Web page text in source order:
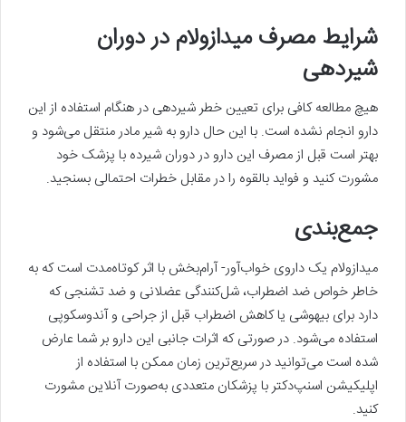
شرایط مصرف میدازولام در دوران
شیردهی
هیچ مطالعه کافی برای تعیین خطر شیردهی در هنگام استفاده از این
دارو انجام نشده است. با این حال دارو به شیر مادر منتقل می‌شود و
بهتر است قبل از مصرف این دارو در دوران شیرده با پزشک خود
مشورت کنید و فواید بالقوه را در مقابل خطرات احتمالی بسنجید.
جمع‌بندی
میدازولام یک داروی خواب‌آور- آرام‌بخش با اثر کوتاه‌مدت است که به
خاطر خواص ضد اضطراب، شل‌کنندگی عضلانی و ضد تشنجی که
دارد برای بیهوشی یا کاهش اضطراب قبل از جراحی و آندوسکوپی
استفاده می‌شود. در صورتی که اثرات جانبی این دارو بر شما عارض
شده است می‌توانید در سریع‌ترین زمان ممکن با استفاده از
اپلیکیشن اسنپ‌دکتر با پزشکان متعددی به‌صورت آنلاین مشورت
کنید.